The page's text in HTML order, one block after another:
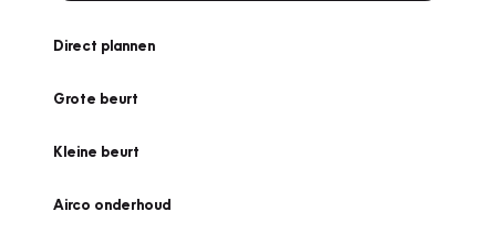
Direct plannen
Grote beurt
Kleine beurt
Airco onderhoud